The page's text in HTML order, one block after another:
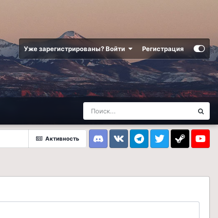
Уже зарегистрированы? Войти Регистрация
Активность
DiscordVK TelegramTwitter Steam